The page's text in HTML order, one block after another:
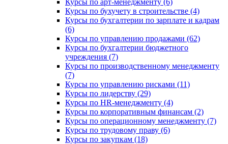
Курсы по арт-менеджменту (6)
Курсы по бухучету в строительстве (4)
Курсы по бухгалтерии по зарплате и кадрам
(6)
Курсы по управлению продажами (62)
Курсы по бухгалтерии бюджетного
учреждения (7)
Курсы по производственному менеджменту
(7)
Курсы по управлению рисками (11)
Курсы по лидерству (29)
Курсы по HR-менеджменту (4)
Курсы по корпоративным финансам (2)
Курсы по операционному менеджменту (7)
Курсы по трудовому праву (6)
Курсы по закупкам (18)